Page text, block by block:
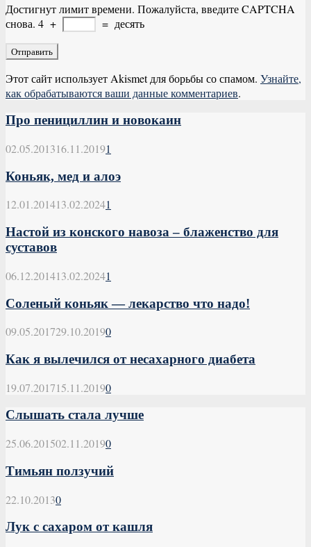
Достигнут лимит времени. Пожалуйста, введите CAPTCHA
снова. 4 + = десять
Этот сайт использует Akismet для борьбы со спамом. Узнайте,
как обрабатываются ваши данные комментариев.
Про пенициллин и новокаин
02.05.201316.11.20191
Коньяк, мед и алоэ
12.01.201413.02.20241
Настой из конского навоза – блаженство для
суставов
06.12.201413.02.20241
Соленый коньяк — лекарство что надо!
09.05.201729.10.20190
Как я вылечился от несахарного диабета
19.07.201715.11.20190
Слышать стала лучше
25.06.201502.11.20190
Тимьян ползучий
22.10.20130
Лук с сахаром от кашля